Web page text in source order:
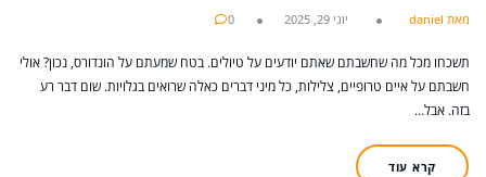
מאת daniel יוני 29, 2025 0
תשכחו מכל מה שחשבתם שאתם יודעים על טיולים. בטח שמעתם על הונדורס, נכון? אולי
חשבתם על איים טרופיים, צלילות, כל מיני דברים כאלה שרואים בגלויות. שום דבר רע
בזה. אבל…
קרא עוד